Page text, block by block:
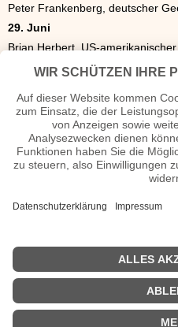
Peter Frankenberg, deutscher
29. Juni
Brian Herbert, US-
30. Juni
Die
Das ideale Geschenk. Eine
Politik, Sport oder Kultur? Als
Tageszeitung oder Illustrierte
Geburtstag oder
Geburtstage Mai 1947
| © 2013–2026 was-war-